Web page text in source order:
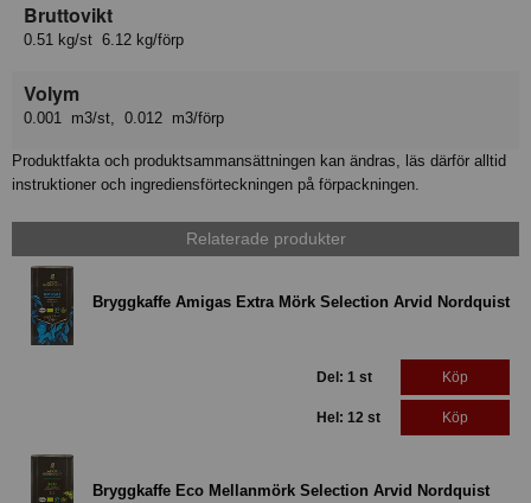
Bruttovikt
0.51 kg/st 6.12 kg/förp
Volym
0.001 m3/st, 0.012 m3/förp
Produktfakta och produktsammansättningen kan ändras, läs därför alltid
instruktioner och ingrediensförteckningen på förpackningen.
Relaterade produkter
Bryggkaffe Amigas Extra Mörk Selection Arvid Nordquist
Del: 1 st Köp
Hel: 12 st Köp
Bryggkaffe Eco Mellanmörk Selection Arvid Nordquist